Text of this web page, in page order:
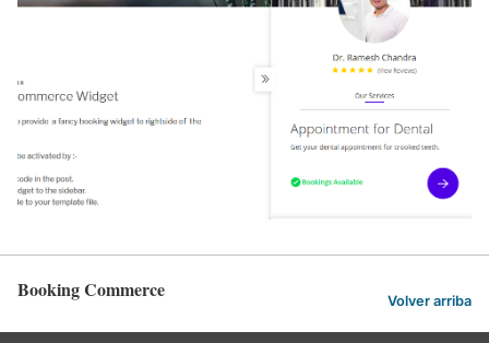
Booking Commerce Volver arriba